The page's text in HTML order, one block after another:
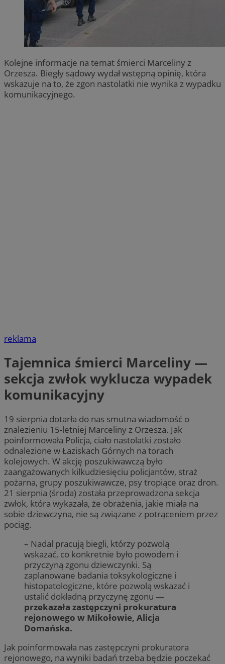
Kolejne informacje na temat śmierci Marceliny z
Orzesza. Biegły sądowy wydał wstępną opinię, która
wskazuje na to, że zgon nastolatki nie wynika z wypadku
komunikacyjnego.
reklama
Tajemnica śmierci Marceliny —
sekcja zwłok wyklucza wypadek
komunikacyjny
19 sierpnia dotarła do nas smutna wiadomość o
znalezieniu 15-letniej Marceliny z Orzesza. Jak
poinformowała Policja, ciało nastolatki zostało
odnalezione w Łaziskach Górnych na torach
kolejowych. W akcję poszukiwawczą było
zaangażowanych kilkudziesięciu policjantów, straż
pożarna, grupy poszukiwawcze, psy tropiące oraz dron.
21 sierpnia (środa) została przeprowadzona sekcja
zwłok, która wykazała, że obrażenia, jakie miała na
sobie dziewczyna, nie są związane z potrąceniem przez
pociąg.
– Nadal pracują biegli, którzy pozwolą
wskazać, co konkretnie było powodem i
przyczyną zgonu dziewczynki. Są
zaplanowane badania toksykologiczne i
histopatologiczne, które pozwolą wskazać i
ustalić dokładną przyczynę zgonu —
przekazała zastępczyni prokuratura
rejonowego w Mikołowie, Alicja
Domańska.
Jak poinformowała nas zastępczyni prokuratora
rejonowego, na wyniki badań trzeba będzie poczekać